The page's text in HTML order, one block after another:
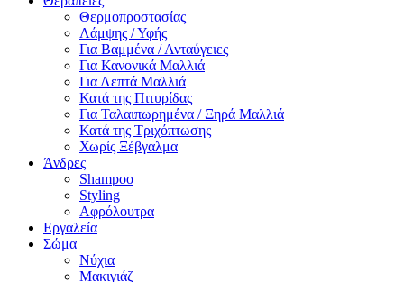
Θερμοπροστασίας
Λάμψης / Υφής
Για Βαμμένα / Ανταύγειες
Για Κανονικά Μαλλιά
Για Λεπτά Μαλλιά
Κατά της Πιτυρίδας
Για Ταλαιπωρημένα / Ξηρά Μαλλιά
Κατά της Τριχόπτωσης
Χωρίς Ξέβγαλμα
Άνδρες
Shampoo
Styling
Αφρόλουτρα
Εργαλεία
Σώμα
Νύχια
Μακιγιάζ